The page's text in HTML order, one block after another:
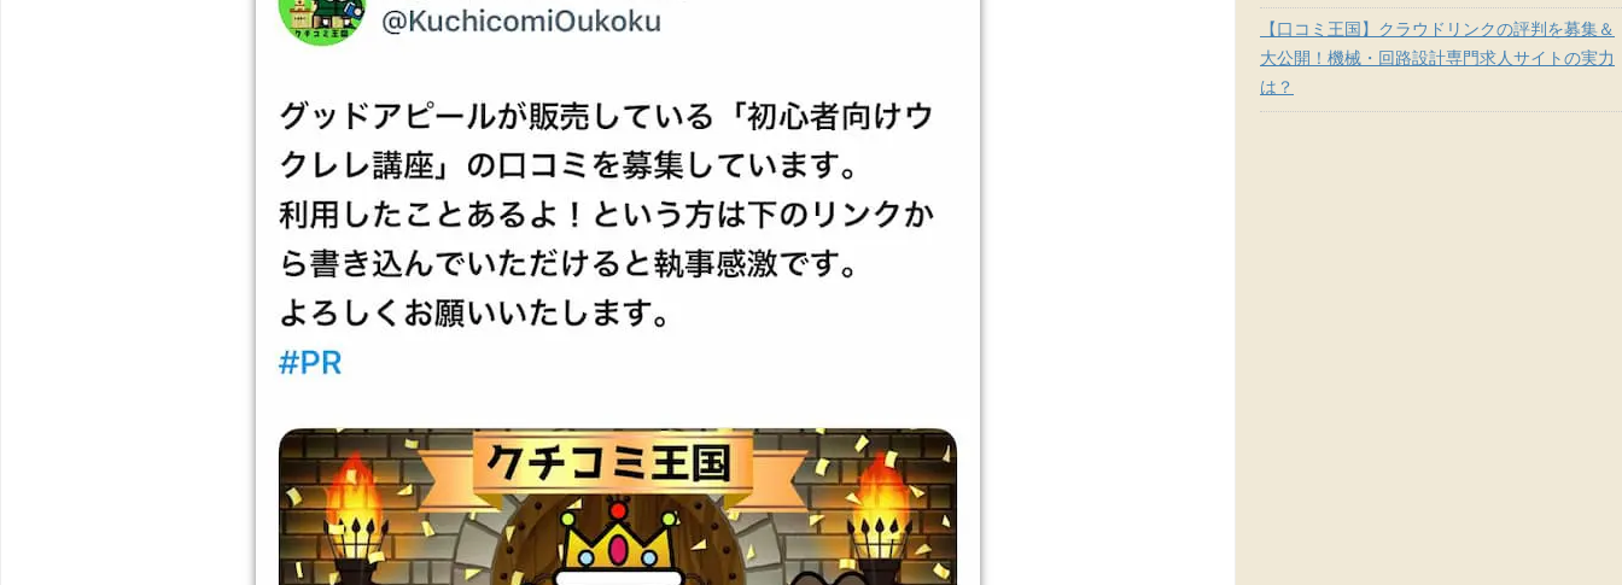
【口コミ王国】クラウドリンクの評判を募集＆
大公開！機械・回路設計専門求人サイトの実力
は？